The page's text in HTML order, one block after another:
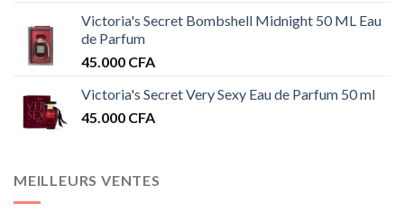
Victoria's Secret Bombshell Midnight 50 ML Eau
de Parfum
45.000 CFA
Victoria's Secret Very Sexy Eau de Parfum 50 ml
45.000 CFA
MEILLEURS VENTES